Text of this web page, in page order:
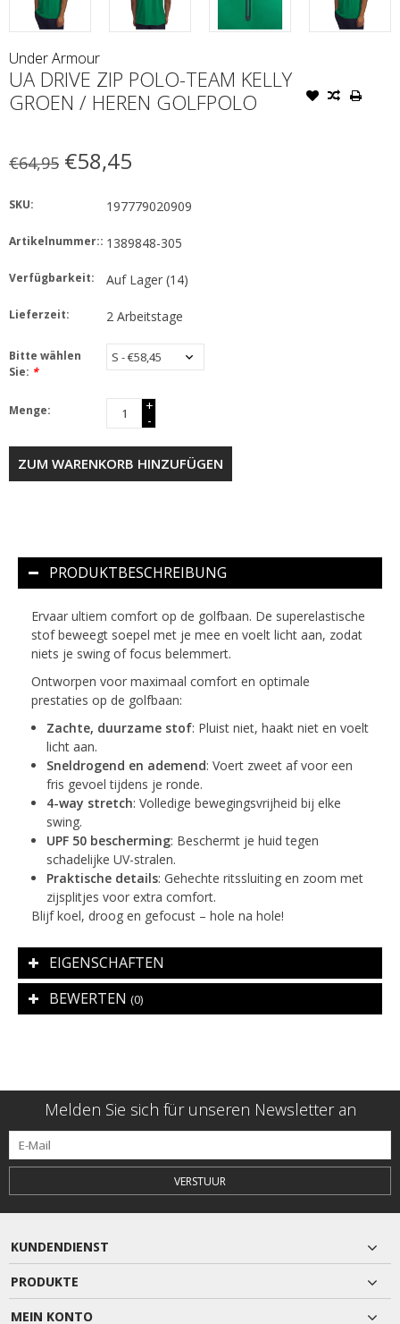
Under Armour
UA DRIVE ZIP POLO-TEAM KELLY
GROEN / HEREN GOLFPOLO
€64,95 €58,45
SKU: 197779020909
Artikelnummer:: 1389848-305
Verfügbarkeit: Auf Lager(14)
Lieferzeit: 2 Arbeitstage
Bitte wählen
Sie: *
Menge:
+
-
ZUM WARENKORB HINZUFÜGEN
PRODUKTBESCHREIBUNG
Ervaar ultiem comfort op de golfbaan. De superelastische
stof beweegt soepel met je mee en voelt licht aan, zodat
niets je swing of focus belemmert.
Ontworpen voor maximaal comfort en optimale
prestaties op de golfbaan:
Zachte, duurzame stof: Pluist niet, haakt niet en voelt
licht aan.
Sneldrogend en ademend: Voert zweet af voor een
fris gevoel tijdens je ronde.
4-way stretch: Volledige bewegingsvrijheid bij elke
swing.
UPF 50 bescherming: Beschermt je huid tegen
schadelijke UV-stralen.
Praktische details: Gehechte ritssluiting en zoom met
zijsplitjes voor extra comfort.
Blijf koel, droog en gefocust – hole na hole!
EIGENSCHAFTEN
BEWERTEN (0)
Melden Sie sich für unseren Newsletter an
VERSTUUR
KUNDENDIENST
PRODUKTE
MEIN KONTO